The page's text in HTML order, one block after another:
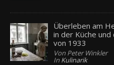
Überleben am
in der Küche
von 1933
Von Peter Winkler
In Kulinarik